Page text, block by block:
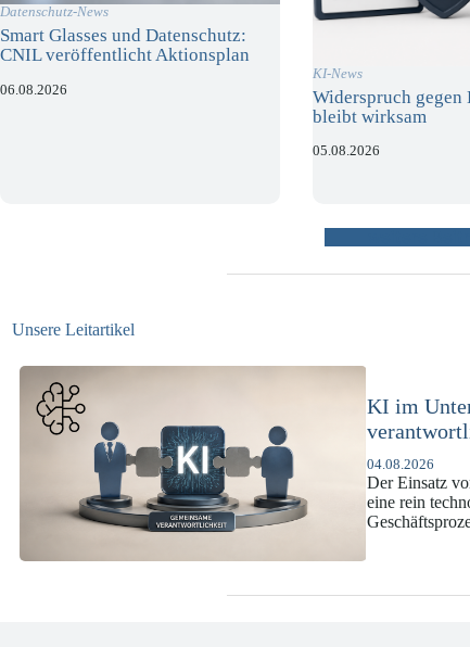
Datenschutz-News
Smart Glasses und Datenschutz:
CNIL veröffentlicht Aktionsplan
06.08.2026
KI-News
Widerspruch
bleibt wirksam
05.08.2026
Unsere Leitartikel
KI-
DSGVO
07.07.2026
Die
enorme
und